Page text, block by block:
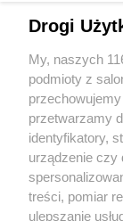
Sport
Kultura
Drogi
My, naszych
podmioty z
przetwarzamy
identyfikatory,
urządzenie czy
treści, pomiar
ulepszanie